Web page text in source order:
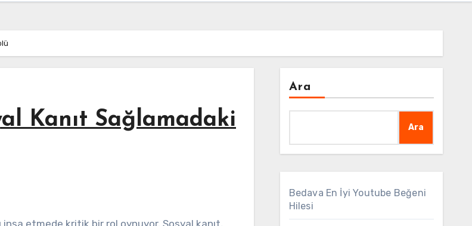
Kanıt Sağlamadaki
Ara
Ara
Bedava En İyi Youtube Beğeni
Hilesi